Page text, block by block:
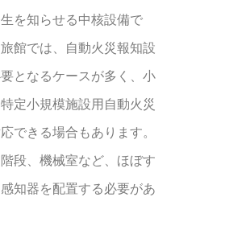
を知らせる中核設備で
館では、自動火災報知設
となるケースが多く、小
定小規模施設用自動火災
できる場合もあります。
段、機械室など、ほぼす
知器を配置する必要があ